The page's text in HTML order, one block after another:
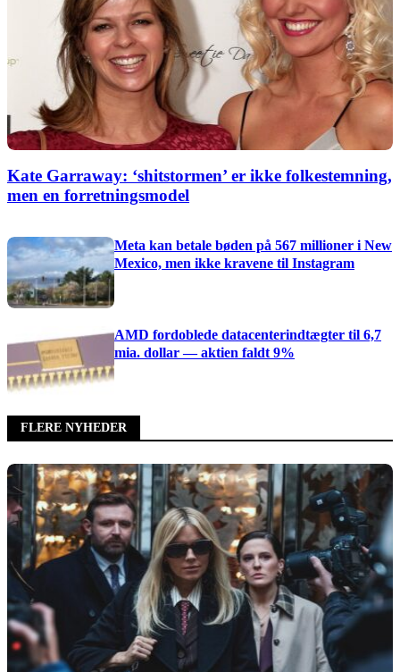
Kate Garraway: ‘shitstormen’ er ikke folkestemning,
men en forretningsmodel
Meta kan betale bøden på 567 millioner i New
Mexico, men ikke kravene til Instagram
AMD fordoblede datacenterindtægter til 6,7
mia. dollar — aktien faldt 9%
FLERE NYHEDER